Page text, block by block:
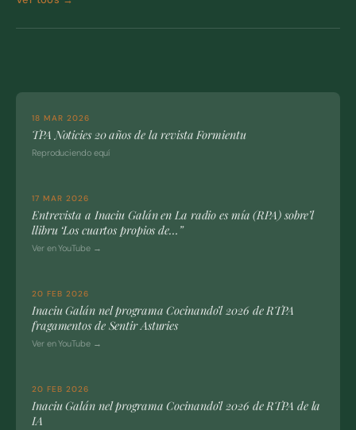
18 MAR 2026
TPA Noticies 20 años de la revista Formientu
Reproduciendo equí
17 MAR 2026
Entrevista a Inaciu Galán en La radio es mía (RPA) sobre’l
llibru ‘Los cuartos propios de…”
Ver en YouTube →
20 FEB 2026
Inaciu Galán nel programa Cocinando’l 2026 de RTPA
fragamentos de Sentir Asturies
Ver en YouTube →
20 FEB 2026
Inaciu Galán nel programa Cocinando’l 2026 de RTPA de la
IA